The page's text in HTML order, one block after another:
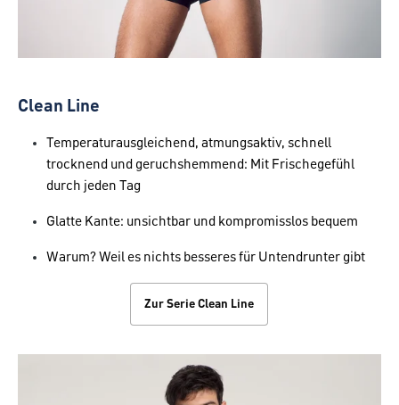
Clean Line
Temperaturausgleichend, atmungsaktiv, schnell
trocknend und geruchshemmend: Mit Frischegefühl
durch jeden Tag
Glatte Kante: unsichtbar und kompromisslos bequem
Warum? Weil es nichts besseres für Untendrunter gibt
Zur Serie Clean Line